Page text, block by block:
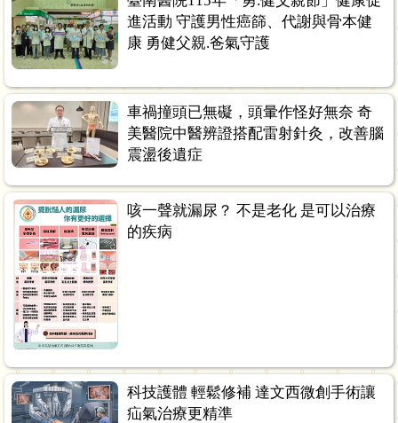
進活動 守護男性癌篩、代謝與骨本健
康 勇健父親.爸氣守護
車禍撞頭已無礙，頭暈作怪好無奈 奇
美醫院中醫辨證搭配雷射針灸，改善腦
震盪後遺症
咳一聲就漏尿？ 不是老化 是可以治療
的疾病
科技護體 輕鬆修補 達文西微創手術讓
疝氣治療更精準